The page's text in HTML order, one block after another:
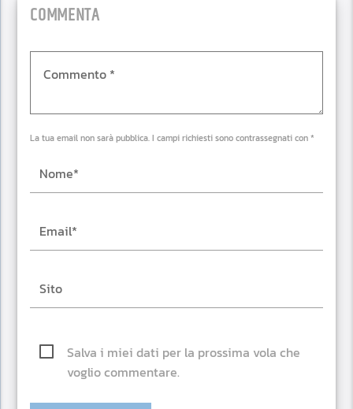
COMMENTA
La tua email non sarà pubblica. I campi richiesti sono contrassegnati con *
Salva i miei dati per la prossima vola che
voglio commentare.